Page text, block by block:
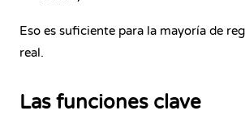
Eso es suficiente para la mayoría de
real.
Las funciones clave